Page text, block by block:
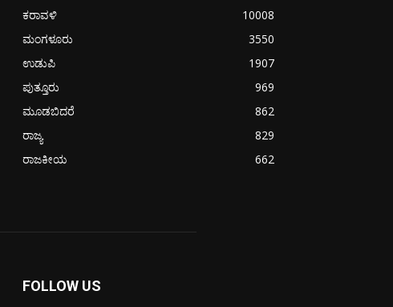
ಕರಾವಳಿ
10008
ಮಂಗಳೂರು
3550
ಉಡುಪಿ
1907
ಪುತ್ತೂರು
969
ಮೂಡಬಿದರೆ
862
ರಾಜ್ಯ
829
ರಾಜಕೀಯ
662
FOLLOW US